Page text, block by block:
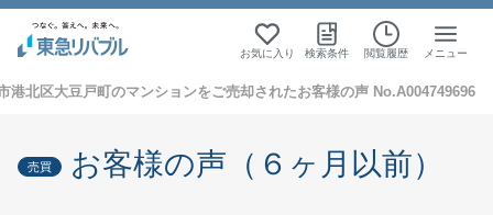
お気に入り 検索条件 閲覧履歴 メニュー
港北区大豆戸町のマンションをご売却されたお客様の声 No.A004749696
売買 お客様の声（６ヶ月以前）